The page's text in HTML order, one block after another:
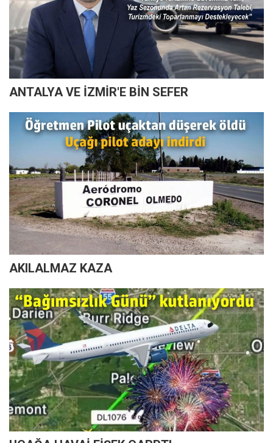
ANTALYA VE İZMİR'E BİN SEFER
AKILALMAZ KAZA